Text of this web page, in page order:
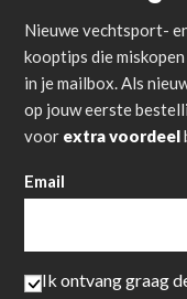
Nieuwe vechtsport-
kooptips die
in je mailbox. Als
op jouw eerste
voor extra voordeel
Email
Ik ontvang graag